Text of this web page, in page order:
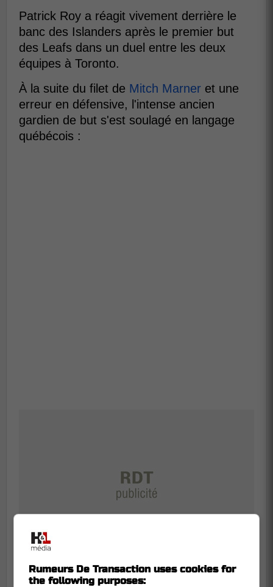
Patrick Roy a réagit vivement derrière le
banc des Islanders après le premier but
des Leafs dans un duel entre les deux
équipes à Toronto.
À la suite du filet de Mitch Marner et une
erreur en défensive, l'intense ancien
gardien de but s'est soulagé en langage
québécois :
Rumeurs De Transaction uses cookies for
the following purposes: